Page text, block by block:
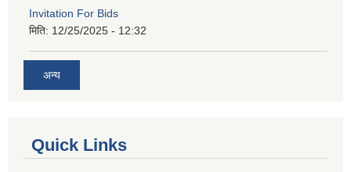
Invitation For Bids
मिति: 12/25/2025 - 12:32
अन्य
Quick Links